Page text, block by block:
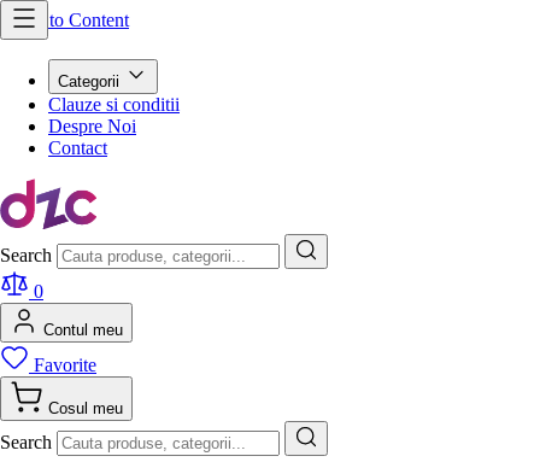
Skip to Content
Categorii
Clauze si conditii
Despre Noi
Contact
Search
0
Contul meu
Favorite
Cosul meu
Search